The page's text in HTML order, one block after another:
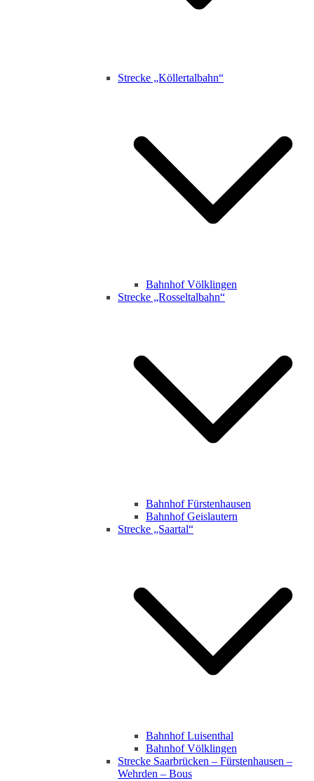
Strecke „Köllertalbahn“
Bahnhof Völklingen
Strecke „Rosseltalbahn“
Bahnhof Fürstenhausen
Bahnhof Geislautern
Strecke „Saartal“
Bahnhof Luisenthal
Bahnhof Völklingen
Strecke Saarbrücken – Fürstenhausen –
Wehrden – Bous